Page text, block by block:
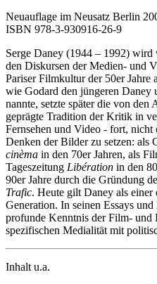
Neuauflage im Neusatz Berlin
ISBN 978-3-930916-26-9
Serge Daney (1944 – 1992) wird
den Diskursen der Medien- und
Pariser Filmkultur der 50er
wie Godard den jüngeren Daney
nannte, setzte später die von den
geprägte Tradition der Kritik in
Fernsehen und Video - fort, nicht
Denken der Bilder zu setzen: als
cinèma in den 70er Jahren, als
Tageszeitung Libération in den
90er Jahre durch die Gründung
Trafic. Heute gilt Daney als einer
Generation. In seinen Essays
profunde Kenntnis der Film- und
spezifischen Medialität mit
Inhalt u.a.